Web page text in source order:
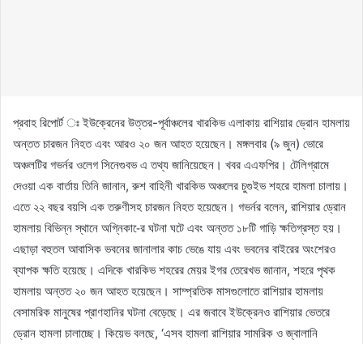
প্রবাহ রিপোর্ট ঃ ইউক্রেনের উত্তর-পূর্বাঞ্চলের খারকিভ এলাকায় রাশিয়ার ড্রোন হামলায়
অন্তত চারজন নিহত এবং আরও ২০ জন আহত হয়েছেন। মঙ্গলবার (৯ জুন) ভোরে
অঞ্চলটির গভর্নর ওলেগ সিনেগুবভ এ তথ্য জানিয়েছেন। খবর এএফপির। টেলিগ্রামে
দেওয়া এক বার্তায় তিনি জানান, রুশ বাহিনী খারকিভ অঞ্চলের চুগুইভ শহরে হামলা চালায়।
এতে ২২ বছর বয়সি এক তরুণীসহ চারজন নিহত হয়েছেন। গভর্নর বলেন, রাশিয়ার ড্রোন
হামলায় বিভিন্ন স্থানে অগ্নিকা-ের ঘটনা ঘটে এবং অন্তত ১৮টি গাড়ি ক্ষতিগ্রস্ত হয়।
এছাড়া বহুতল আবাসিক ভবনের জানালার কাচ ভেঙে যায় এবং ভবনের বাইরের অংশেরও
ব্যাপক ক্ষতি হয়েছে। এদিকে খারকিভ শহরের মেয়র ইগর তেরেখভ জানান, শহরে পৃথক
হামলায় অন্তত ২০ জন আহত হয়েছেন। সাম্প্রতিক মাসগুলোতে রাশিয়ার হামলায়
বেসামরিক মানুষের প্রাণহানির ঘটনা বেড়েছে। এর জবাবে ইউক্রেনও রাশিয়ার ভেতরে
ড্রোন হামলা চালাচ্ছে। কিয়েভ বলছে, ‘এসব হামলা রাশিয়ার সামরিক ও জ্বালানি